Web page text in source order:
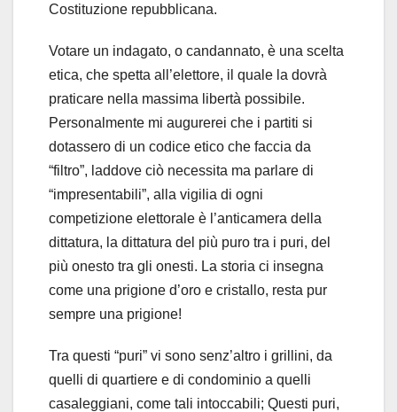
Costituzione repubblicana.
Votare un indagato, o candannato, è una scelta
etica, che spetta all’elettore, il quale la dovrà
praticare nella massima libertà possibile.
Personalmente mi augurerei che i partiti si
dotassero di un codice etico che faccia da
“filtro”, laddove ciò necessita ma parlare di
“impresentabili”, alla vigilia di ogni
competizione elettorale è l’anticamera della
dittatura, la dittatura del più puro tra i puri, del
più onesto tra gli onesti. La storia ci insegna
come una prigione d’oro e cristallo, resta pur
sempre una prigione!
Tra questi “puri” vi sono senz’altro i grillini, da
quelli di quartiere e di condominio a quelli
casaleggiani, come tali intoccabili; Questi puri,